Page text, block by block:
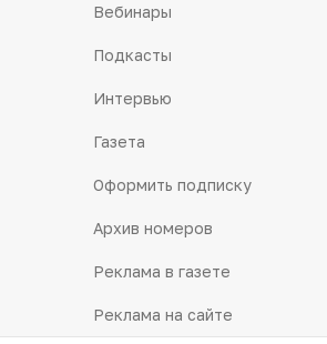
Вебинары
Подкасты
Интервью
Газета
Оформить подписку
Архив номеров
Реклама в газете
Реклама на сайте